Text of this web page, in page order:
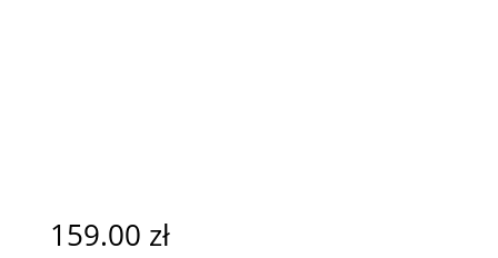
159.00 zł